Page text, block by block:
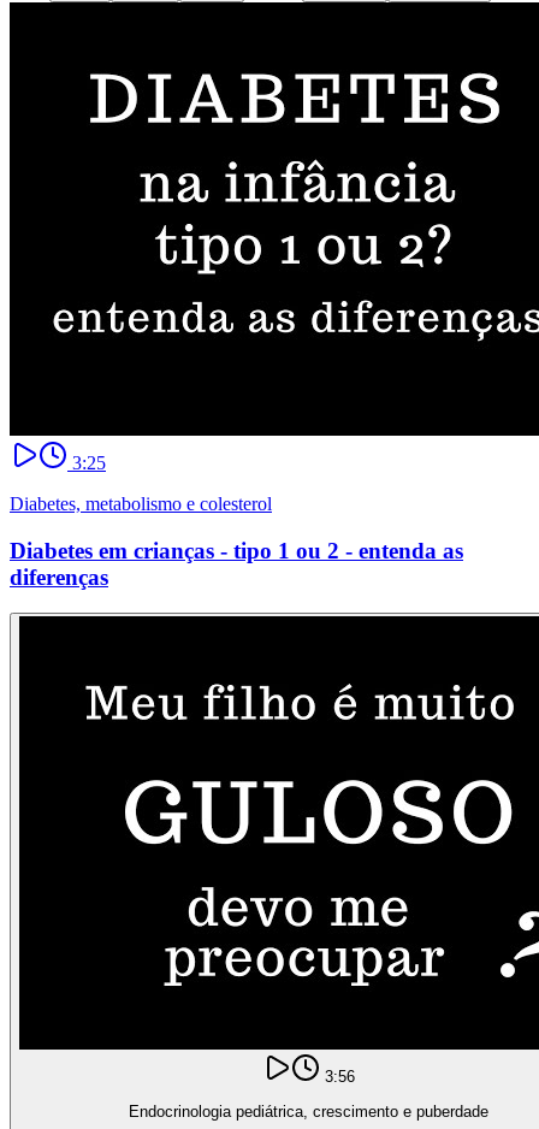
3:25
Diabetes, metabolismo e colesterol
Diabetes em crianças - tipo 1 ou 2 - entenda as
diferenças
3:56
Endocrinologia pediátrica, crescimento e puberdade